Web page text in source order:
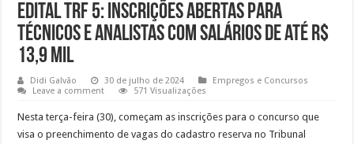
Edital TRF 5: inscrições abertas para
técnicos e analistas com salários de até R$
13,9 mil
Didi Galvão 30 de julho de 2024
Empregos e Concursos
Leave a comment
571 Visualizações
Nesta terça-feira (30), começam as inscrições para o concurso que
visa o preenchimento de vagas do cadastro reserva no Tribunal